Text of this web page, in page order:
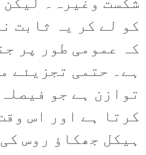
کو لے کر یہ ثابت
کہ عمومی طور پر
ہے۔ حتمی تجزیئے
توازن ہے جو
کرتا ہے اور اس
ہیکل جھکاؤ روس